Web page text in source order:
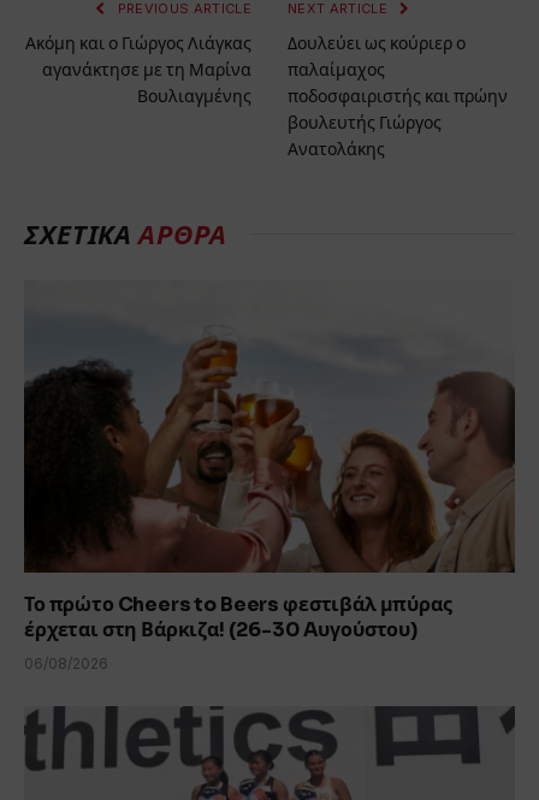
PREVIOUS ARTICLE
Ακόμη και ο Γιώργος Λιάγκας
αγανάκτησε με τη Μαρίνα
Βουλιαγμένης
NEXT ARTICLE
Δουλεύει ως κούριερ ο
παλαίμαχος
ποδοσφαιριστής και πρώην
βουλευτής Γιώργος
Ανατολάκης
ΣΧΕΤΙΚΑΑΡΘΡΑ
Το πρώτο Cheers to Beers φεστιβάλ μπύρας
έρχεται στη Βάρκιζα! (26-30 Aυγούστου)
06/08/2026